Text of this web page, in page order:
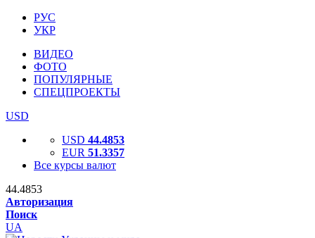
РУС
УКР
ВИДЕО
ФОТО
ПОПУЛЯРНЫЕ
СПЕЦПРОЕКТЫ
USD
USD 44.4853
EUR 51.3357
Все курсы валют
44.4853
Авторизация
Поиск
UA